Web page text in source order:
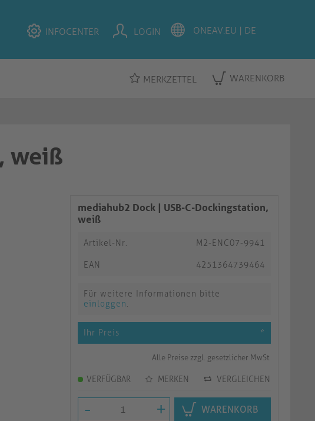
INFOCENTER LOGIN
MERKZETTEL WARENKORB
weiß
mediahub2 Dock | USB-C-Dockingstation,
weiß
Artikel-Nr. M2-ENC07-9941
EAN 4251364739464
Für weitere Informationen bitte
einloggen.
Ihr Preis *
Alle Preise zzgl. gesetzlicher MwSt.
VERFÜGBAR MERKEN VERGLEICHEN
- + WARENKORB